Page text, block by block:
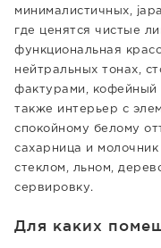
минималистичных,
где ценятся чистые
функциональная
нейтральных тонах,
фактурами, кофейный
также интерьер с
спокойному белому
сахарница и
стеклом, льном,
сервировку.
Для каких